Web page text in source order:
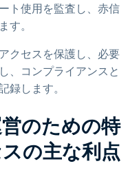
ト使用を監査し、赤信
。
クセスを保護し、必要
、コンプライアンスと
録します。
のための特
の主な利点